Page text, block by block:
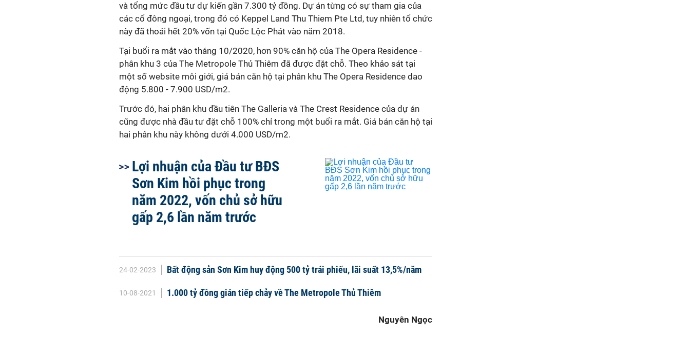
và tổng mức đầu tư dự kiến gần 7.300 tỷ đồng. Dự án từng có sự tham gia của
các cổ đông ngoại, trong đó có Keppel Land Thu Thiem Pte Ltd, tuy nhiên tổ chức
này đã thoái hết 20% vốn tại Quốc Lộc Phát vào năm 2018.
Tại buổi ra mắt vào tháng 10/2020, hơn 90% căn hộ của The Opera Residence -
phân khu 3 của The Metropole Thủ Thiêm đã được đặt chỗ. Theo khảo sát tại
một số website môi giới, giá bán căn hộ tại phân khu The Opera Residence dao
động 5.800 - 7.900 USD/m2.
Trước đó, hai phân khu đầu tiên The Galleria và The Crest Residence của dự án
cũng được nhà đầu tư đặt chỗ 100% chỉ trong một buổi ra mắt. Giá bán căn hộ tại
hai phân khu này không dưới 4.000 USD/m2.
Lợi nhuận của Đầu tư BĐS
Sơn Kim hồi phục trong
năm 2022, vốn chủ sở hữu
gấp 2,6 lần năm trước
24-02-2023 Bất động sản Sơn Kim huy động 500 tỷ trái phiếu, lãi suất 13,5%/năm
10-08-2021 1.000 tỷ đồng gián tiếp chảy về The Metropole Thủ Thiêm
Nguyên Ngọc